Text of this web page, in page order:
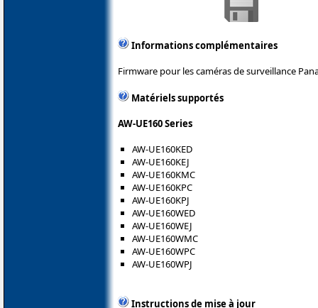
Informations complémentaires
Firmware pour les caméras de surveillance
Matériels supportés
AW-UE160 Series
AW-UE160KED
AW-UE160KEJ
AW-UE160KMC
AW-UE160KPC
AW-UE160KPJ
AW-UE160WED
AW-UE160WEJ
AW-UE160WMC
AW-UE160WPC
AW-UE160WPJ
Instructions de mise à jour